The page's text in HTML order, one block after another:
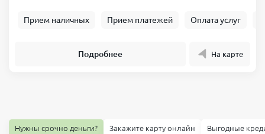
Прием наличных Прием платежей Оплата услуг
Подробнее На карте
Нужны срочно деньги? Закажите карту онлайн Выгодные